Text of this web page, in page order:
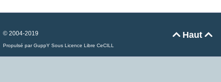
Haut 
© 2004-2019
Propulsé par GuppY Sous Licence Libre CeCILL